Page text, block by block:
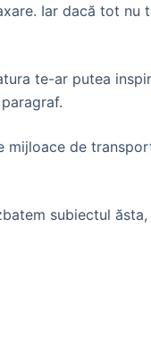
Iar dacă tot
te-ar putea
de
subiectul